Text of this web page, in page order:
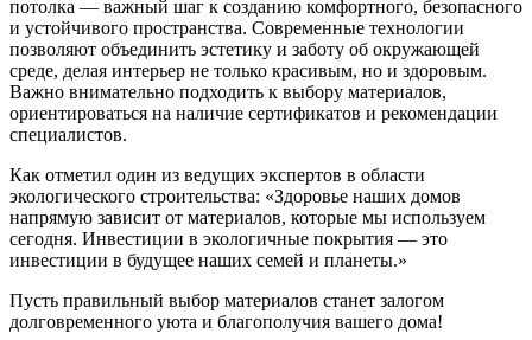
потолка — важный шаг к созданию комфортного, безопасного
и устойчивого пространства. Современные технологии
позволяют объединить эстетику и заботу об окружающей
среде, делая интерьер не только красивым, но и здоровым.
Важно внимательно подходить к выбору материалов,
ориентироваться на наличие сертификатов и рекомендации
специалистов.
Как отметил один из ведущих экспертов в области
экологического строительства: «Здоровье наших домов
напрямую зависит от материалов, которые мы используем
сегодня. Инвестиции в экологичные покрытия — это
инвестиции в будущее наших семей и планеты.»
Пусть правильный выбор материалов станет залогом
долговременного уюта и благополучия вашего дома!